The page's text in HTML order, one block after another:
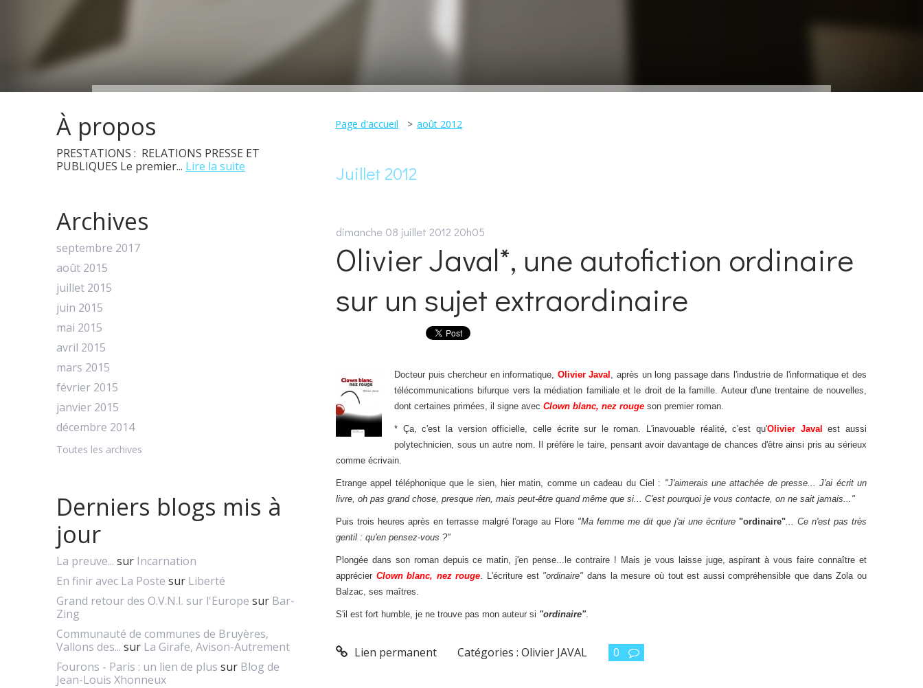
À propos
PRESTATIONS : RELATIONS PRESSE ET
PUBLIQUES Le premier... Lire la suite
Archives
septembre 2017
août 2015
juillet 2015
juin 2015
mai 2015
avril 2015
mars 2015
février 2015
janvier 2015
décembre 2014
Toutes les archives
Derniers blogs mis à
jour
La preuve... sur Incarnation
En finir avec La Poste sur Liberté
Grand retour des O.V.N.I. sur l'Europe sur Bar-
Zing
Communauté de communes de Bruyères,
Vallons des... sur La Girafe, Avison-Autrement
Fourons - Paris : un lien de plus sur Blog de
Jean-Louis Xhonneux
Page d'accueil août 2012
Juillet 2012
dimanche 08 juillet 2012 20h05
Olivier Javal*, une autofiction ordinaire
sur un sujet extraordinaire
Docteur puis chercheur en informatique, Olivier Javal , après un long passage dans l'industrie de l'informatique et des
télécommunications bifurque vers la médiation familiale et le droit de la famille. Auteur d'une trentaine de nouvelles,
dont certaines primées, il signe avecClown blanc, nez rouge son premier roman.
* Ça, c'est la version officielle, celle écrite sur le roman. L'inavouable réalité, c'est qu'Olivier Javal
est aussi
polytechnicien, sous un autre nom. Il préfère le taire, pensant avoir davantage de chances d'être ainsi pris au sérieux
comme écrivain.
Etrange appel téléphonique que le sien, hier matin, comme un cadeau du Ciel : "J'aimerais une attachée de presse... J'ai écrit un
livre, oh pas grand chose, presque rien, mais peut-être quand même que si... C'est pourquoi je vous contacte, on ne sait jamais..."
Puis trois heures après en terrasse malgré l'orage au Flore "Ma femme me dit que j'ai une écriture "ordinaire"... Ce n'est pas très
gentil : qu'en pensez-vous ?"
Plongée dans son roman depuis ce matin, j'en pense...le contraire ! Mais je vous laisse juge, aspirant à vous faire connaître et
apprécier Clown blanc, nez rouge. L'écriture est "ordinaire" dans la mesure où tout est aussi compréhensible que dans Zola ou
Balzac, ses maîtres.
S'il est fort humble, je ne trouve pas mon auteur si "ordinaire".
Lien permanent Catégories :Olivier JAVAL 0